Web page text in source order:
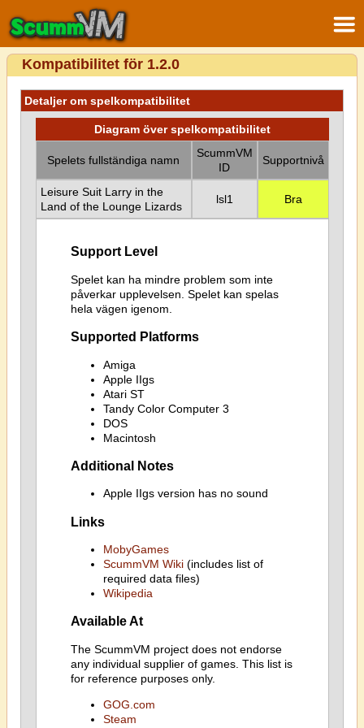
Kompatibilitet för 1.2.0
Detaljer om spelkompatibilitet
Diagram över spelkompatibilitet
Spelets fullständiga namn
ScummVM
ID
Supportnivå
Leisure Suit Larry in the
Land of the Lounge Lizards
lsl1 Bra
Support Level
Spelet kan ha mindre problem som inte
påverkar upplevelsen. Spelet kan spelas
hela vägen igenom.
Supported Platforms
Amiga
Apple IIgs
Atari ST
Tandy Color Computer 3
DOS
Macintosh
Additional Notes
Apple IIgs version has no sound
Links
MobyGames
ScummVM Wiki(includes list of
required data files)
Wikipedia
Available At
The ScummVM project does not endorse
any individual supplier of games. This list is
for reference purposes only.
GOG.com
Steam